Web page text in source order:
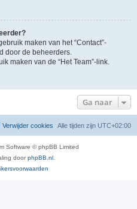
maken van het “Contact”-
door de beheerders.
maken van de “Het Team”-link.
Ga naar
Alle tijden zijn UTC+02:00
Verwijder cookies
Software © phpBB Limited
doorphpBB.nl